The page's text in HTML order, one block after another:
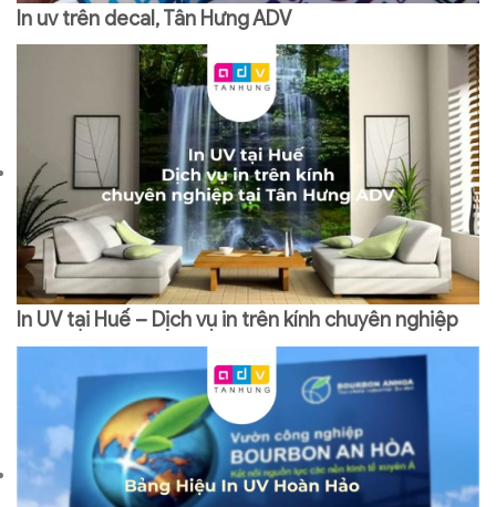
In uv trên decal, Tân Hưng ADV
In UV tại Huế – Dịch vụ in trên kính chuyên nghiệp